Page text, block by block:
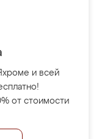
и всей
от стоимости